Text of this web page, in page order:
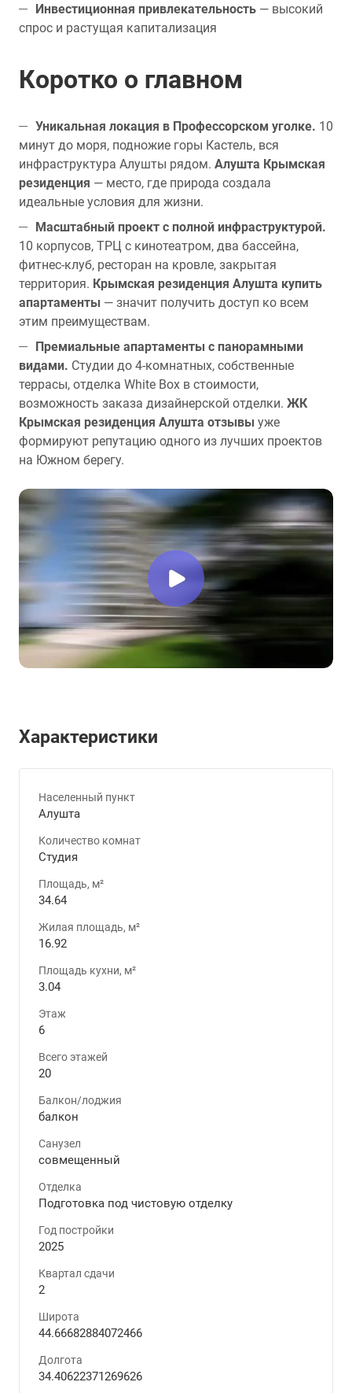
Инвестиционная привлекательность — высокий
спрос и растущая капитализация
Коротко о главном
Уникальная локация в Профессорском уголке. 10
минут до моря, подножие горы Кастель, вся
инфраструктура Алушты рядом. Алушта Крымская
резиденция — место, где природа создала
идеальные условия для жизни.
Масштабный проект с полной инфраструктурой.
10 корпусов, ТРЦ с кинотеатром, два бассейна,
фитнес-клуб, ресторан на кровле, закрытая
территория. Крымская резиденция Алушта купить
апартаменты — значит получить доступ ко всем
этим преимуществам.
Премиальные апартаменты с панорамными
видами. Студии до 4-комнатных, собственные
террасы, отделка White Box в стоимости,
возможность заказа дизайнерской отделки. ЖК
Крымская резиденция Алушта отзывы уже
формируют репутацию одного из лучших проектов
на Южном берегу.
Характеристики
Населенный пункт
Алушта
Количество комнат
Студия
Площадь, м²
34.64
Жилая площадь, м²
16.92
Площадь кухни, м²
3.04
Этаж
6
Всего этажей
20
Балкон/лоджия
балкон
Санузел
совмещенный
Отделка
Подготовка под чистовую отделку
Год постройки
2025
Квартал сдачи
2
Широта
44.66682884072466
Долгота
34.40622371269626